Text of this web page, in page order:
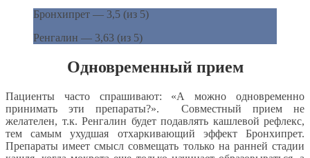
Бронхипрет — 3,5 (из 5)
Ренгалин — 3,63 (из 5)
Одновременный прием
Пациенты часто спрашивают: «А можно одновременно
принимать эти препараты?». Совместный прием не
желателен, т.к. Ренгалин будет подавлять кашлевой рефлекс,
тем самым ухудшая отхаркивающий эффект Бронхипрет.
Препараты имеет смысл совмещать только на ранней стадии